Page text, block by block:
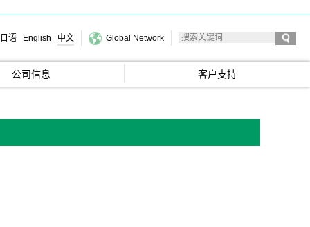
日语 English 中文 Global Network
公司信息 客户支持